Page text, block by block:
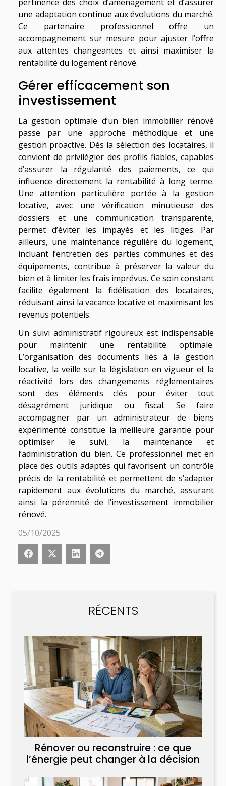
RÉCENTS
Rénover ou reconstruire : ce que
l’énergie peut changer à la décision
une adaptation continue aux évolutions du marché.
Ce partenaire professionnel offre un
accompagnement sur mesure pour ajuster l’offre
aux attentes changeantes et ainsi maximiser la
rentabilité du logement rénové.
Gérer efficacement son
investissement
La gestion optimale d’un bien immobilier rénové
passe par une approche méthodique et une
gestion proactive. Dès la sélection des locataires, il
convient de privilégier des profils fiables, capables
d’assurer la régularité des paiements, ce qui
influence directement la rentabilité à long terme.
Une attention particulière portée à la gestion
locative, avec une vérification minutieuse des
dossiers et une communication transparente,
permet d’éviter les impayés et les litiges. Par
ailleurs, une maintenance régulière du logement,
incluant l’entretien des parties communes et des
équipements, contribue à préserver la valeur du
bien et à limiter les frais imprévus. Ce soin constant
facilite également la fidélisation des locataires,
réduisant ainsi la vacance locative et maximisant les
revenus potentiels.
Un suivi administratif rigoureux est indispensable
pour maintenir une rentabilité optimale.
L’organisation des documents liés à la gestion
locative, la veille sur la législation en vigueur et la
réactivité lors des changements réglementaires
sont des éléments clés pour éviter tout
désagrément juridique ou fiscal. Se faire
accompagner par un administrateur de biens
expérimenté constitue la meilleure garantie pour
optimiser le suivi, la maintenance et
l’administration du bien. Ce professionnel met en
place des outils adaptés qui favorisent un contrôle
précis de la rentabilité et permettent de s’adapter
rapidement aux évolutions du marché, assurant
ainsi la pérennité de l’investissement immobilier
rénové.
05/10/2025